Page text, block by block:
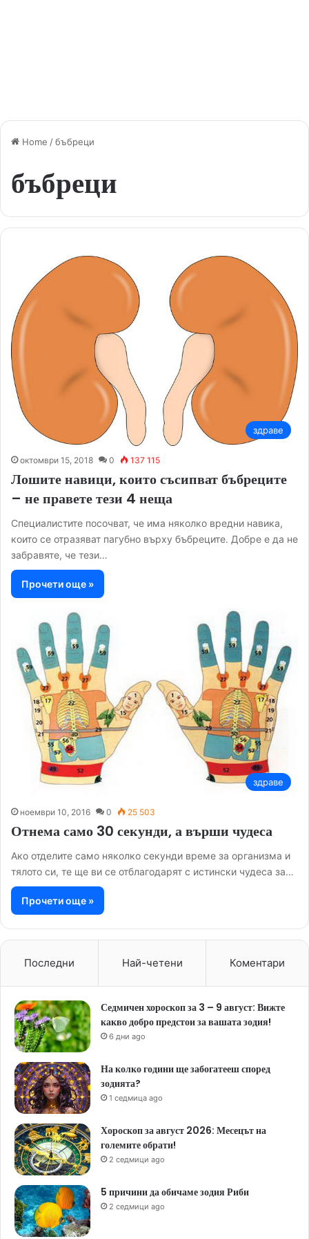
Home /бъбреци
бъбреци
здраве
октомври 15, 2018 0 137 115
Лошите навици, които съсипват бъбреците
– не правете тези 4 неща
Специалистите посочват, че има няколко вредни навика,
които се отразяват пагубно върху бъбреците. Добре е да не
забравяте, че тези…
Прочети още »
здраве
ноември 10, 2016 0 25 503
Отнема само 30 секунди, а върши чудеса
Ако отделите само няколко секунди време за организма и
тялото си, те ще ви се отблагодарят с истински чудеса за…
Прочети още »
Последни Най-четени Коментари
Седмичен хороскоп за 3 – 9 август: Вижте
какво добро предстои за вашата зодия!
6 дни ago
На колко години ще забогатееш според
зодията?
1 седмица ago
Хороскоп за август 2026: Месецът на
големите обрати!
2 седмици ago
5 причини да обичаме зодия Риби
2 седмици ago